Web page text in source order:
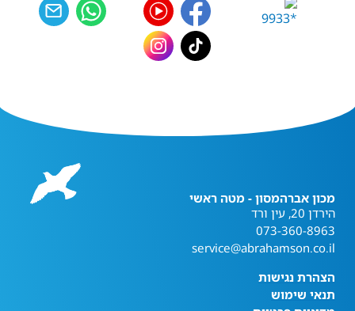
מכון אברהמסון - מטה ראשי
הירדן 20, עין ורד
073-360-8963
service@abrahamson.co.il
הצהרת נגישות
תנאי שימוש